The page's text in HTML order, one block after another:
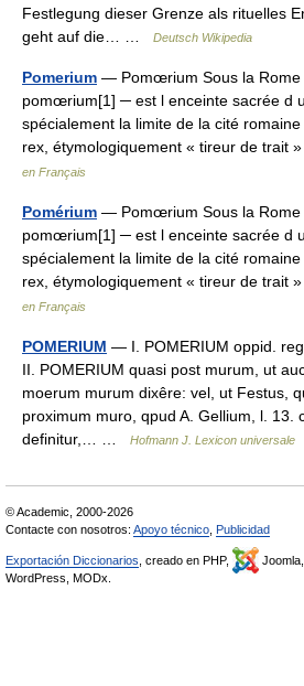
Festlegung dieser Grenze als rituelles
geht auf die… …
Deutsch Wikipedia
Pomerium — Pomœrium Sous la Rome
pomœrium[1] ─ est l enceinte sacrée d
spécialement la limite de la cité
rex, étymologiquement « tireur de
en Français
Pomérium — Pomœrium Sous la Rome
pomœrium[1] ─ est l enceinte sacrée d
spécialement la limite de la cité
rex, étymologiquement « tireur de
en Français
POMERIUM — I. POMERIUM oppid.
II. POMERIUM quasi post murum, ut
moerum murum dixêre: vel, ut Festus,
proximum muro, qpud A. Gellium, l. 13.
definitur,… …
Hofmann J. Lexicon universale
© Academic, 2000-2026
Contacte con nosotros: Apoyo técnico Publicidad
Exportación Diccionarios , creado en PHP, Joomla,
WordPress, MODx.